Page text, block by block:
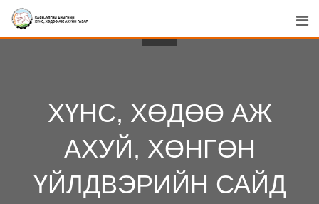
Skip
ХҮНС, ХӨДӨӨ АЖ
АХУЙ, ХӨНГӨН
ҮЙЛДВЭРИЙН САЙД